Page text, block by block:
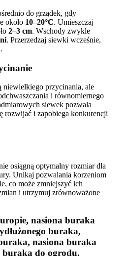
do grządek, gdy
około 10–20°C. Umieszczaj
2–3 cm. Wschody zwykle
. Przerzedzaj siewki wcześnie,
niewielkiego przycinania, ale
i równomiernego
siewek pozwala
rozwijać i zapobiega konkurencji
osiągną optymalny rozmiar dla
Unikaj pozwalania korzeniom
co może zmniejszyć ich
i utrzymuj zrównoważone
nasiona buraka
buraka,
nasiona buraka
do ogrodu,